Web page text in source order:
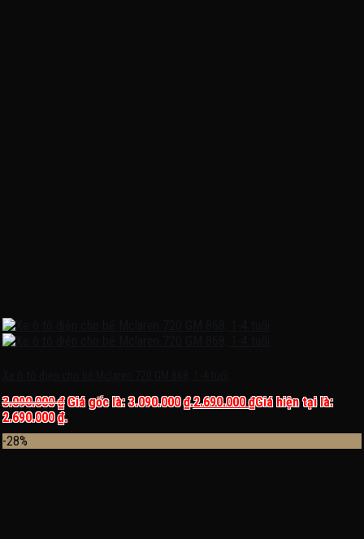
3.090.000₫ Giá gốc là: 3.090.000 ₫.2.690.000₫Giá hiện tại là:
2.690.000 ₫.
-28%